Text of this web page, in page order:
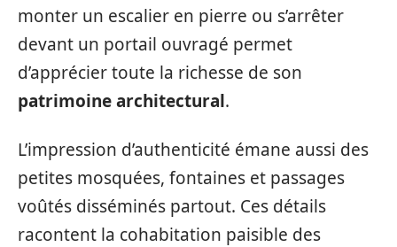
monter un escalier en pierre ou s’arrêter
devant un portail ouvragé permet
d’apprécier toute la richesse de son
patrimoine architectural.
L’impression d’authenticité émane aussi des
petites mosquées, fontaines et passages
voûtés disséminés partout. Ces détails
racontent la cohabitation paisible des